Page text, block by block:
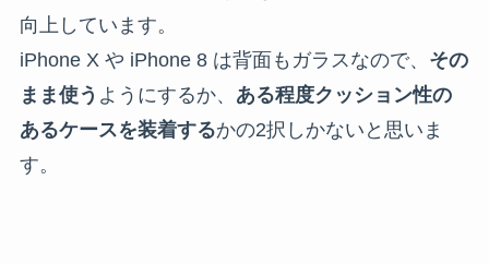
向上しています。
iPhone X や iPhone 8 は背面もガラスなので、 その
まま使う ようにするか、 ある程度クッション性の
あるケースを装着するかの2択しかないと思いま
す。